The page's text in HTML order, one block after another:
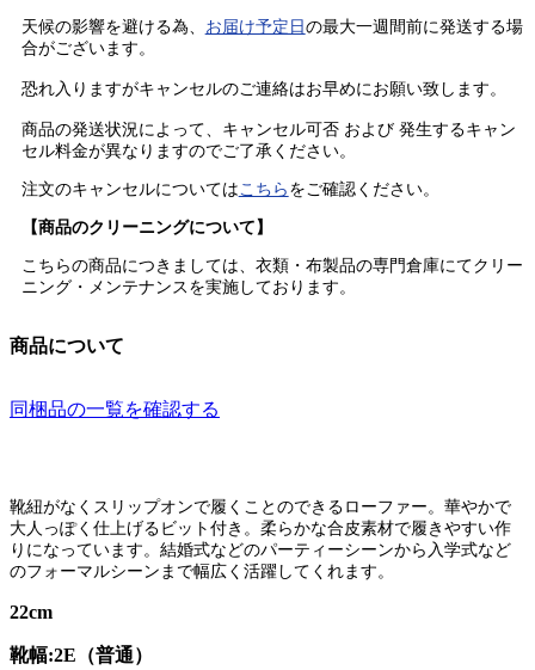
天候の影響を避ける為、 お届け予定日 の最大一週間前に発送する場
合がございます。
恐れ入りますがキャンセルのご連絡はお早めにお願い致します。
商品の発送状況によって、キャンセル可否 および 発生するキャン
セル料金が異なりますのでご了承ください。
注文のキャンセルについてはこちら をご確認ください。
【商品のクリーニングについて】
こちらの商品につきましては、衣類・布製品の専門倉庫にてクリー
ニング・メンテナンスを実施しております。
商品について
同梱品の一覧を確認する
靴紐がなくスリップオンで履くことのできるローファー。華やかで
大人っぽく仕上げるビット付き。柔らかな合皮素材で履きやすい作
りになっています。結婚式などのパーティーシーンから入学式など
のフォーマルシーンまで幅広く活躍してくれます。
22cm
靴幅:2E（普通）